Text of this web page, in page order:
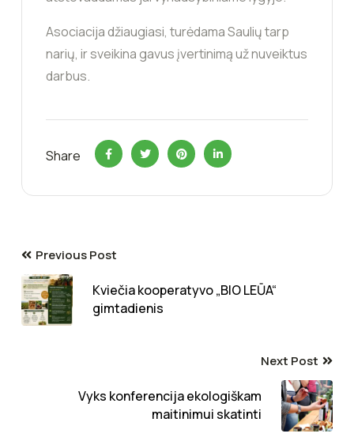
Asociacija džiaugiasi, turėdama Saulių tarp
narių, ir sveikina gavus įvertinimą už nuveiktus
darbus.
Share
Previous Post
Kviečia kooperatyvo „BIO LEŪA“
gimtadienis
Next Post
Vyks konferencija ekologiškam
maitinimui skatinti